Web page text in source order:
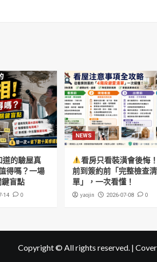
道的驗屋真
得嗎？一場
盲點
14 0
NEWS
看房只看裝潢會後悔
前到簽約前「完整檢查清
單」，一次看懂！
yaojin 2026-07-08 0
Copyright © All rights reserved. |